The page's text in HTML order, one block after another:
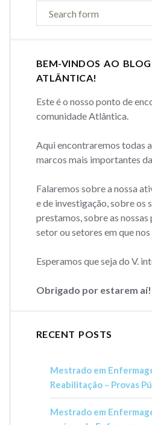
BEM-VINDOS AO
ATLÂNTICA!
Este é o nosso ponto de
comunidade Atlântica.
Aqui encontraremos todas
marcos mais importantes
Falaremos sobre a nossa
e de investigação, sobre os
prestamos, sobre as
setor ou setores em que
Esperamos que seja do V.
Obrigado por estarem aí!
RECENT POSTS
Mestrado em
Reabilitação – Provas
Mestrado em